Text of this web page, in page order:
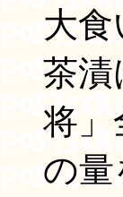
大
茶漬
将」
の